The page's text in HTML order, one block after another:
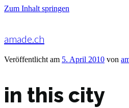
Zum Inhalt springen
amade.ch
Veröffentlicht am 5. April 2010 von
in this city